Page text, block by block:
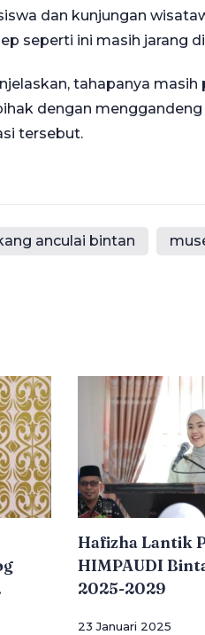
dan kunjungan
seperti ini masih jarang
tahapanya
dengan
tersebut.
anculai bintan
Hafizha Lantik
HIMPAUDI
2025-2029
23 Januari 2025